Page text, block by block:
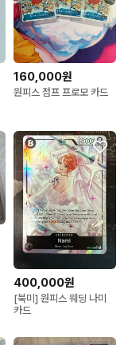
160,000원
원피스 점프 프로모 카드
400,000원
[북미] 원피스 웨딩 나미
카드